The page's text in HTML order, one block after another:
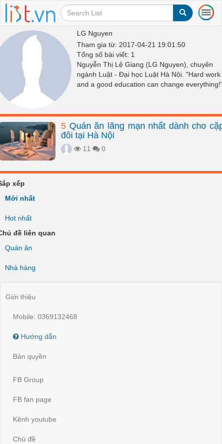
T
o
n
a
v
a
t
LG Nguyen
Tham gia từ: 2017-04-21 19:01:50
Tổng số bài viết: 1
Nguyễn Thị Lệ Giang (LG Nguyen), chuyên
ngành Luật - Đại học Luật Hà Nội. "Hard work
and a good education can change
5 Quán ăn lãng mạn nhất dành cho
đôi tại Hà Nội
11 0
xếp
Mới nhất
Hot nhất
đề liên quan
Quán ăn
Nhà hàng
Giới thiệu
Mobile: 0369132468
Hướng dẫn
Bản quyền
FB Group
FB fan page
Kênh youtube
Chủ đề